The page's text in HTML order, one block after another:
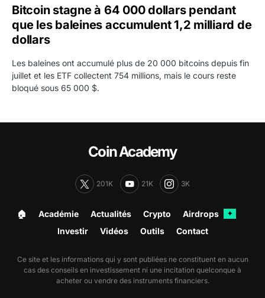
Bitcoin stagne à 64 000 dollars pendant
que les baleines accumulent 1,2 milliard de
dollars
Les baleines ont accumulé plus de 20 000 bitcoins depuis fin
juillet et les ETF collectent 754 millions, mais le cours reste
bloqué sous 65 000 $.
Coin Academy
201K 21K 3K
🏠︎ Académie Actualités Crypto Airdrops ✦
Investir Vidéos Outils Contact
Ce site et les informations qui y sont publiées ne constituent en aucun
cas des conseils en investissement ni une incitation quelconque à
acheter ou vendre des instruments financiers.